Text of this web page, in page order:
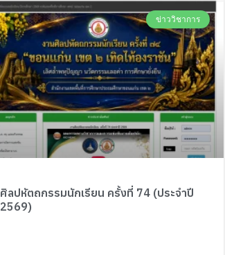
ข่าววิชาการ
ศิลปหัตถกรรมนักเรียน ครั้งที่ 74 (ประจำปี
2569)